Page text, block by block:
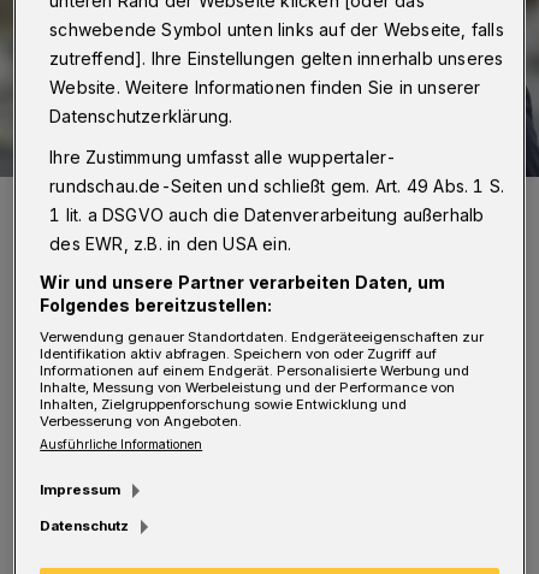
Foto: FDP-Landtagsfraktion NRW
D ie Situation der Wuppertaler Tafel etwa
sei bereits lange angespannt. Nun
sorgten Inflation und Ukraine-Krieg für
zusätzliche Belastung. Die alte
Landesregierung aus CDU und FDP habe daher
für zusätzliche finanzielle Unterstützung
schwebende Symbol unten links auf der Webseite, falls
zutreffend]. Ihre Einstellungen gelten innerhalb unseres
Website. Weitere Informationen finden Sie in unserer
Datenschutzerklärung.
Ihre Zustimmung umfasst alle wuppertaler-
rundschau.de-Seiten und schließt gem. Art. 49 Abs. 1 S.
1 lit. a DSGVO auch die Datenverarbeitung außerhalb
des EWR, z.B. in den USA ein.
Wir und unsere Partner verarbeiten Daten, um
Folgendes bereitzustellen:
Verwendung genauer Standortdaten. Endgeräteeigenschaften zur
Identifikation aktiv abfragen. Speichern von oder Zugriff auf
Informationen auf einem Endgerät. Personalisierte Werbung und
Inhalte, Messung von Werbeleistung und der Performance von
Inhalten, Zielgruppenforschung sowie Entwicklung und
Verbesserung von Angeboten.
Ausführliche Informationen
Impressum
Datenschutz